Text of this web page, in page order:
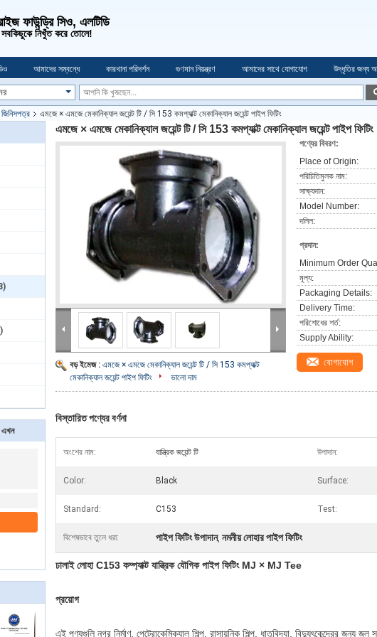
ফাউন্ড্রি সিও, এলটিডি
সবকিছুকে নিখুঁত করে তোলে!
আমাদের সম্বন্ধে কারখানা পরিদর্শন গুণমান নিয়ন্ত্রণ আমাদের সাথে যোগাযোগ উদ্ধৃতির জন্য
জিনিসপত্র
এমজে × এমজে মেকানিক্যাল জয়েন্ট টি / সি 153 কমপ্যাক্ট মেকানিক্যাল জয়েন্ট পাইপ ফিটিং
এখন
এমজে × এমজে মেকানিক্যাল জয়েন্ট টি / সি 153 কমপ্যাক্ট মেকানিক্যাল জয়েন্ট পাইপ ফিটিং
বড় ইমেজ : এমজে × এমজে মেকানিক্যাল জয়েন্ট টি / সি 153 কমপ্যাক্ট
মেকানিক্যাল জয়েন্ট পাইপ ফিটিং
ভালো দাম
পণ্যের বিবরণ:
Place of Origin:
পরিচিতিমুলক নাম:
সাক্ষ্যদান:
Model Number:
দলিল:
প্রদান:
Minimum Order
মূল্য:
Packaging Details:
Delivery Time:
পরিশোধের শর্ত:
Supply Ability:
যোগাযোগ
বিস্তারিত পণ্যের বর্ণনা
অংশের নাম: যান্ত্রিক জয়েন্ট টি উপাদান:
Color: Black Surface:
Standard: C153 Test:
বিশেষভাবে তুলে ধরা: পাইপ ফিটিং উপাদান, নমনীয় লোহার পাইপ ফিটিং
ঢালাই লোহা C153 কম্প্যাক্ট যান্ত্রিক যৌগিক পাইপ ফিটিং MJ × MJ Tee
প্রয়োগ
এই পণ্যগুলি নগর নির্মাণ, পেট্রোকেমিক্যাল শিল্প, রাসায়নিক শিল্প, ধাতুবিদ্যা, বিদ্যুৎকেন্দ্রের